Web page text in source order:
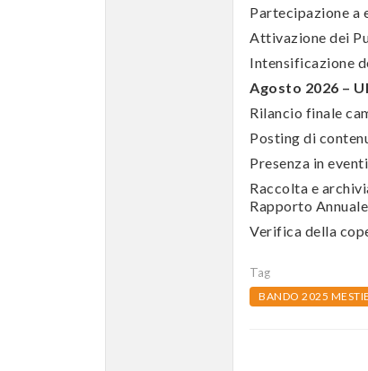
Partecipazione a
Attivazione dei
Intensificazione
Agosto 2026 –
Rilancio finale
Posting di
Presenza in
Raccolta e
Rapporto
Verifica della
Tag
BANDO 2025